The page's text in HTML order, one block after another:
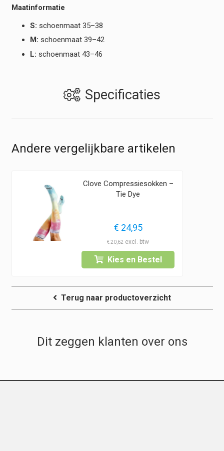
Maatinformatie
S: schoenmaat 35–38
M: schoenmaat 39–42
L: schoenmaat 43–46
Specificaties
Andere vergelijkbare artikelen
Clove Compressiesokken –
Tie Dye
€ 24,95
€20,62
Kies en Bestel
Terug naar productoverzicht
Dit zeggen klanten over ons